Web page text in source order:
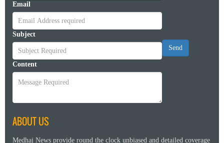
Email
Subject
Content
Send
ABOUT US
Medhaj News provide round the clock unbiased and detailed coverage